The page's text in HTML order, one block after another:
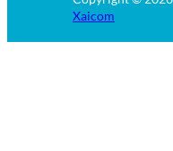
Xaicom